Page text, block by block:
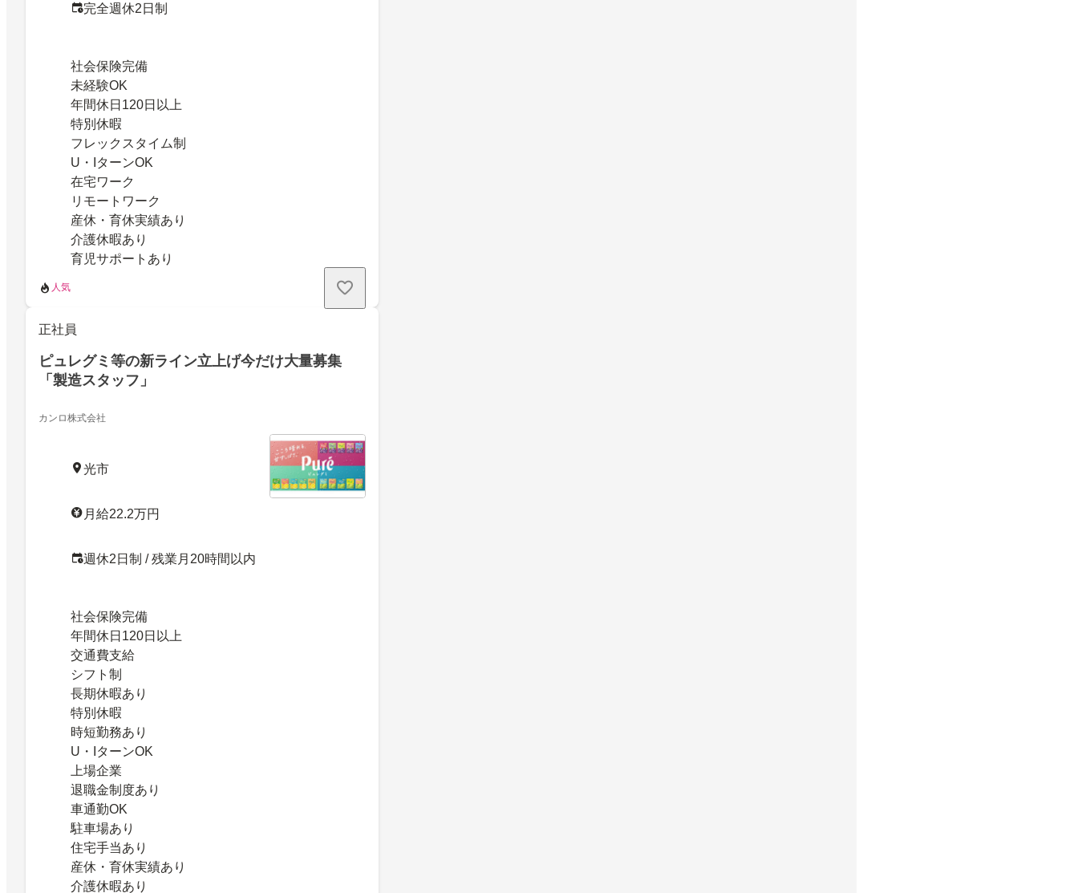
完全週休2日制
社会保険完備
未経験OK
年間休日120日以上
特別休暇
フレックスタイム制
U・IターンOK
在宅ワーク
リモートワーク
産休・育休実績あり
介護休暇あり
育児サポートあり
人気
正社員
ピュレグミ等の新ライン立上げ今だけ大量募集
「製造スタッフ」
カンロ株式会社
光市
月給22.2万円
週休2日制 / 残業月20時間以内
社会保険完備
年間休日120日以上
交通費支給
シフト制
長期休暇あり
特別休暇
時短勤務あり
U・IターンOK
上場企業
退職金制度あり
車通勤OK
駐車場あり
住宅手当あり
産休・育休実績あり
介護休暇あり